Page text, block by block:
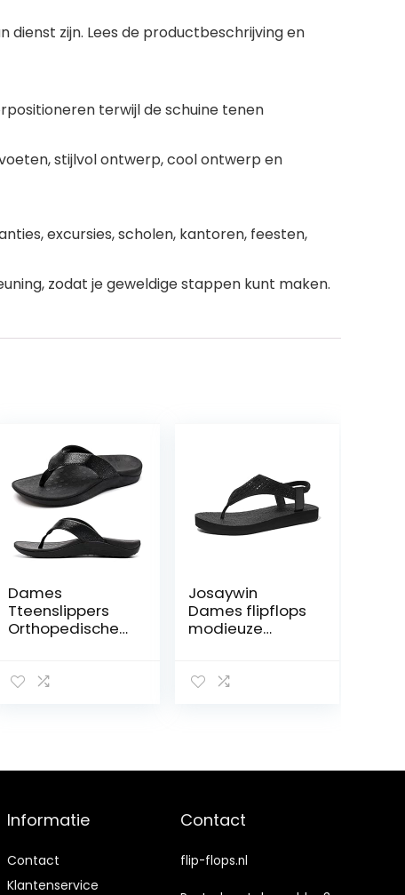
zijn. Lees de productbeschrijving en
terwijl de schuine tenen
stijlvol ontwerp, cool ontwerp en
excursies, scholen, kantoren, feesten,
zodat je geweldige stappen kunt maken.
Dames
Tteenslippers
Orthopedische
Comfortabele
Josaywin
Dames flipflops
modieuze
zomersandalen,
voor reizen,
Informatie
Contact
Klantenservice
Contact
flip-flops.nl